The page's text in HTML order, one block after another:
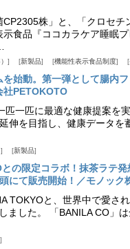
株」と、「クロセチ
食品『ココカラケア睡眠プ
新製品 機能性表示食品制度
始動。第一弾として腸内
社PETOKOTO
一匹に最適な健康提案を
伸を目指し、健康データを
新製品
の限定コラボ！抹茶ラテ
にて販売開始！／モノック
TOKYOと、世界中で愛さ
ました。 「BANILA CO」